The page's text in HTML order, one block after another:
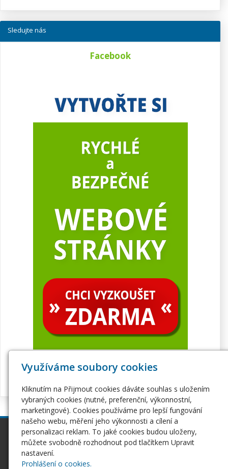
Sledujte nás
Facebook
inPage
Webové stránky
Pro začátečníky
Seznámení s inPage
Webhosting
Hosting
Využíváme soubory cookies
Kliknutím na Přijmout cookies dáváte souhlas s uložením
vybraných cookies (nutné, preferenční, výkonnostní,
marketingové). Cookies používáme pro lepší fungování
našeho webu, měření jeho výkonnosti a cílení a
personalizaci reklam. To jaké cookies budou uloženy,
můžete svobodně rozhodnout pod tlačítkem Upravit
nastavení.
Prohlášení o cookies.